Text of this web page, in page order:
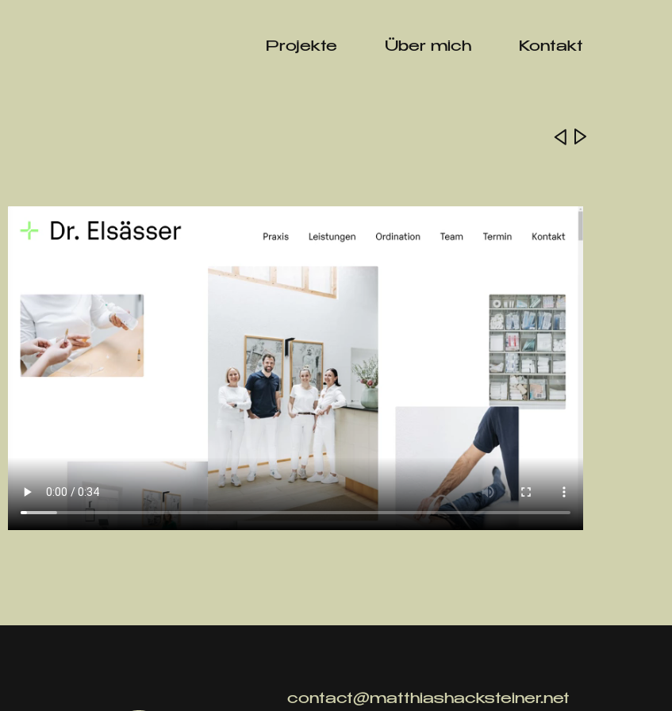
Projekte Über mich Kontakt
contact@matthiashacksteiner.net